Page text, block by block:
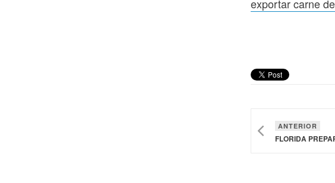
exportar carne
ANTERIOR